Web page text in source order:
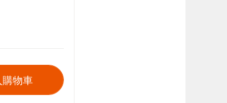
物車